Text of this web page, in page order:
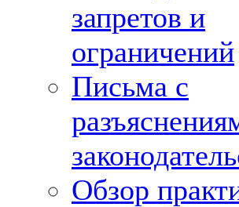
запретов и
ограничений
Письма с
Обзор